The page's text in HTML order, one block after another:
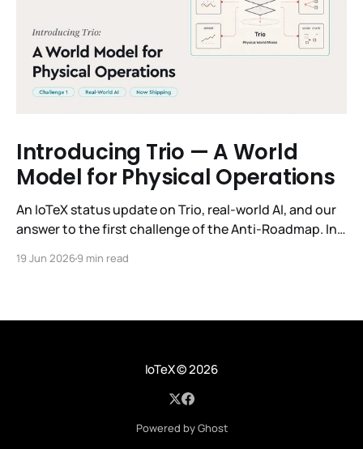
Introducing Trio — A World
Model for Physical Operations
An IoTeX status update on Trio, real-world AI, and our
answer to the first challenge of the Anti-Roadmap. In
three challenges instead of a timeline. Challenge 1 was
19 Jun 20269 min read
IoTeX© 2026
Powered by Ghost